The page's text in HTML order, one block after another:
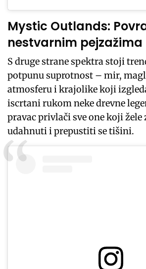
Mystic Outlands:
nestvarnim pejzažima
S druge strane spektra stoji
potpunu suprotnost – mir,
atmosferu i krajolike koji
iscrtani rukom neke drevne
pravac privlači sve one koji žele
udahnuti i prepustiti se tišini.